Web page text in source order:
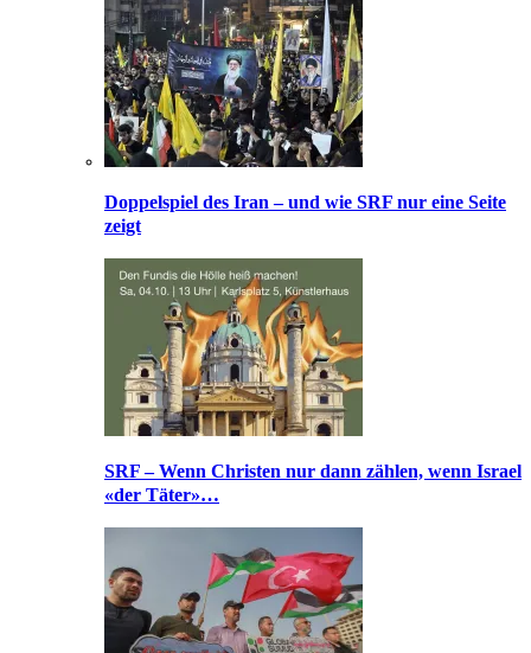
Doppelspiel des Iran – und wie SRF nur eine Seite
zeigt
SRF – Wenn Christen nur dann zählen, wenn Israel
«der Täter»…